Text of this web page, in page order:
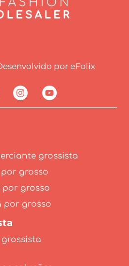
por eFolix
grossista
grosso
por grosso
por grosso
grossista